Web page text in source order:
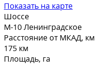
Показать на карте
Шоссе
М-10 Ленинградское
Расстояние от МКАД, км
175 км
Площадь, га